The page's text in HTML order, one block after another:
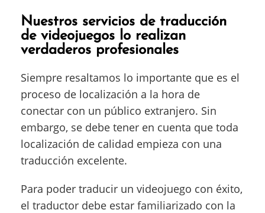
Nuestros servicios de traducción
de videojuegos lo realizan
verdaderos profesionales
Siempre resaltamos lo importante que es el
proceso de localización a la hora de
conectar con un público extranjero. Sin
embargo, se debe tener en cuenta que toda
localización de calidad empieza con una
traducción excelente.
Para poder traducir un videojuego con éxito,
el traductor debe estar familiarizado con la